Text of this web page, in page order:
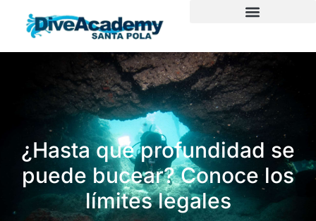
contenido
¿Hasta qué profundidad se
puede bucear? Conoce los
límites legales